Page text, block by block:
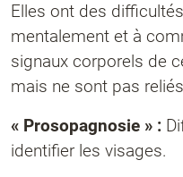
Elles ont des
mentalement et à
signaux corporels de
mais ne sont pas
« Prosopagnosie » :
identifier les visages.